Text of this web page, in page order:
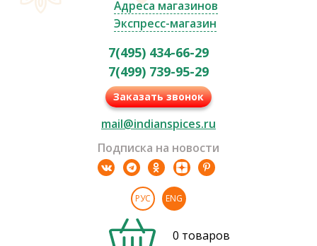
Адреса магазинов
Экспресс-магазин
7(495) 434-66-29
7(499) 739-95-29
Заказать звонок
mail@indianspices.ru
Подписка на новости
РУС ENG
0 товаров